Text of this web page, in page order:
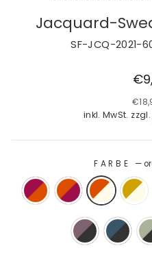
Jacquard-
SF-JCQ-2021-
inkl. MwSt.
FARBE —